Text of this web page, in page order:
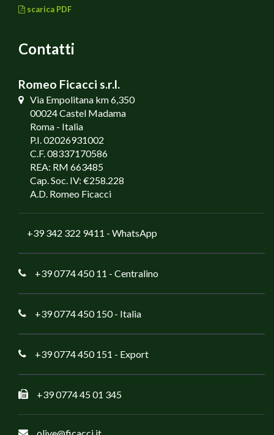
scarica PDF
Contatti
Romeo Ficacci s.r.l.
Via Empolitana km 6,350
00024 Castel Madama
Roma - Italia
P.I. 02026931002
C.F. 08337170586
REA: RM 663485
Cap. Soc. IV: €258.228
A.D. Romeo Ficacci
+39 342 322 9411 - WhatsApp
+39 0774 450 11 - Centralino
+39 0774 450 150- Italia
+39 0774 450 151 - Export
+39 0774 45 01 345
olive@ficacci.it